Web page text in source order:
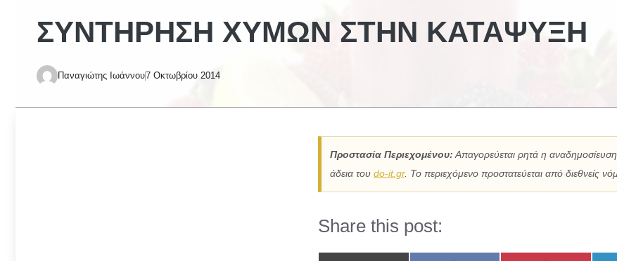
ΣΥΝΤΉΡΗΣΗ ΧΥΜΏΝ ΣΤΗΝ ΚΑΤΆΨΥΞΗ
Παναγιώτης Ιωάννου7 Οκτωβρίου 2014
Προστασία Περιεχομένου: Απαγορεύεται ρητά η
άδεια του do-it.gr. Το περιεχόμενο προστατεύεται από διεθνείς
Share this post: